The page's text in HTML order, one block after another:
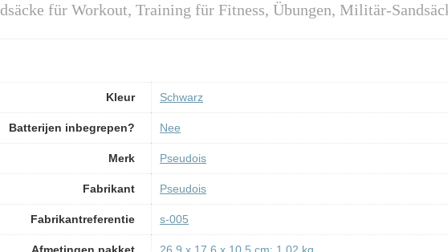
für Workout, Training für Fitness, Übungen, Militär-
Kleur ‎Schwarz
Batterijen inbegrepen? ‎Nee
Merk ‎Pseudois
Fabrikant ‎Pseudois
Fabrikantreferentie ‎s-005